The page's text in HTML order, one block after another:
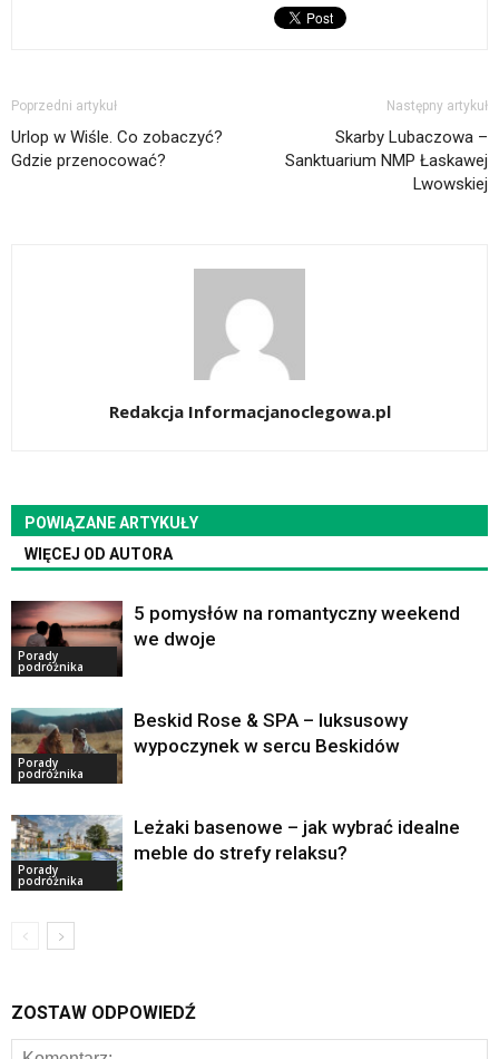
Poprzedni artykuł
Urlop w Wiśle. Co zobaczyć?
Gdzie przenocować?
Następny artykuł
Skarby Lubaczowa –
Sanktuarium NMP Łaskawej
Lwowskiej
Redakcja Informacjanoclegowa.pl
POWIĄZANE ARTYKUŁY
WIĘCEJ OD AUTORA
Porady
podróżnika
5 pomysłów na romantyczny weekend
we dwoje
Porady
podróżnika
Beskid Rose & SPA – luksusowy
wypoczynek w sercu Beskidów
Porady
podróżnika
Leżaki basenowe – jak wybrać idealne
meble do strefy relaksu?
ZOSTAW ODPOWIEDŹ